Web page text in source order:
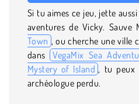
Si tu aimes ce jeu, jette
aventures de Vicky. Sauve
Town , ou cherche une ville
dans VegaMix Sea
Mystery of Island , tu peux
archéologue perdu.